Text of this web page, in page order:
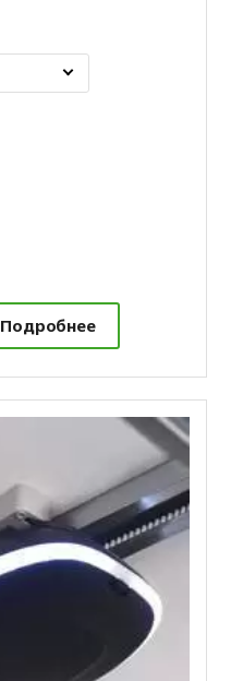
Подробнее